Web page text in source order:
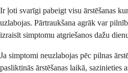
Ir ļoti svarīgi pabeigt visu ārstēšanas
uzlabojas. Pārtraukšana agrāk var
izraisīt simptomu atgriešanos dažu
Ja simptomi neuzlabojas pēc pilnas
pasliktinās ārstēšanas laikā, sazinieties